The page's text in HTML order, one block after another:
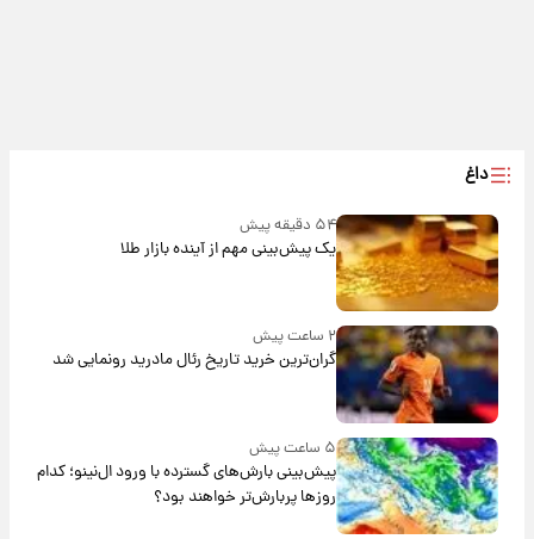
داغ
۵۴ دقیقه پیش
یک پیش‌بینی مهم از آینده بازار طلا
۲ ساعت پیش
گران‌ترین خرید تاریخ رئال مادرید رونمایی شد
۵ ساعت پیش
پیش‌بینی بارش‌های گسترده با ورود ال‌نینو؛ کدام
روزها پربارش‌تر خواهند بود؟